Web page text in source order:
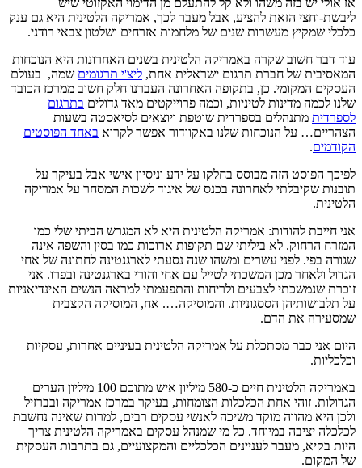
אז אולי יש בזה משהו ולא קל להתעלם מן הדימוי האקזוטי שיש
ליבשת-וחצי הזאת להציע, אבל מעבר לכך, אמריקה הלטינית היא גם ענק
כלכלי שמקיץ מעשרות שנים של מלחמות אזרחים ושלטון צבאי רודני.
עוד דבר חשוב שקרה באמריקה הלטינית בשנים האחרונות היא הנוכחות
המאסיבית של חברת תרגום ישראלית אחת, ליצ'י תרגומים שמה, בעולם
העסקים המקומי. כן, בתקופה האחרונה העברנו חלק חשוב ממרכז הכובד
שלנו לכמה מדינות לטיניות, וכמה פרוייקטים מאד גדולים בתרגום
לספרדית מתנהלים בספרדית שוטפת ויוצאים לסיאסטה בשעות
הצהריים… על הנוכחות שלנו באקוודור אפשר לקרוא באחד הפוסטים
הקודמים.
לפיכך הפוסט הזה מבוסס בחלקו על ידע וניסיון אישי אבל בעיקר על
תובנות שקיבלתי לאחרונה בכנס של איגוד לשכות המסחר על אמריקה
הלטינית.
אני חייבת להודות: אמריקה הלטינית היא לא המגרש הביתי שלי כמו
המזרח הרחוק. לא ביליתי שם תקופות ארוכות כמו בסין והשפה אינה
שגורה בפי. לפני עשרים ומשהו שנה נסעתי לארגנטינה לחתונה של אחי
הגדול ולאחר מכן המשכתי לטייל עם אחי והורי בארגנטינה ובפרו. אני
זוכרת שנמשכתי לצבעים ולריחות והתפעמתי למראה הנשים האינדיאניות
על תלבושותיהן הססגוניות. והמוסיקה…. אח, המוסיקה הקצבית
שמסעירה את הדם.
היום אני כבר מסתכלת על אמריקה הלטינית בעיניים אחרות, עסקיות
וכלכליות.
באמריקה הלטינית חיים כ-580 מיליון איש מתוכם 100 מיליון הערים
הגדולות. זוהי אחת הכלכלות הצומחות, בעיקר במרכז אמריקה ובברזיל
ולכן היא מהווה מוקד משיכה לאנשי עסקים רבים, למרות שאינה נחשבת
לכלכלה יציבה במיוחד. כל מי שמנהל עסקים באמריקה הלטינית צריך
היות בקיא, מעבר לעניינים הכלכליים והמקצועיים, גם בתרבות העסקית
של המקום.